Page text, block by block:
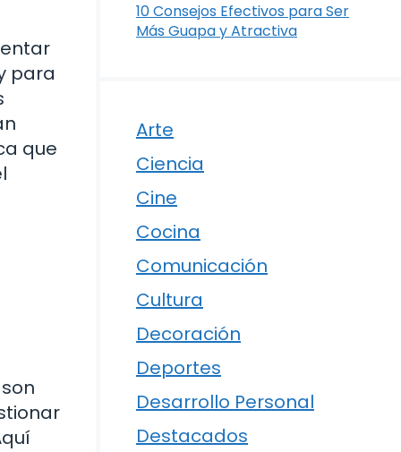
para
que
10 Consejos Efectivos para Ser
Más Guapa y Atractiva
Arte
Ciencia
Cine
Cocina
Comunicación
Cultura
Decoración
Deportes
Desarrollo Personal
Destacados